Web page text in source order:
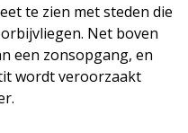
te zien met steden die
Net boven
een zonsopgang, en
wordt veroorzaakt